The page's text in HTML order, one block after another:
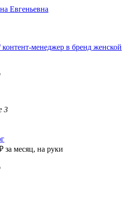
Евгеньевна
менеджер в бренд женской
3
за месяц, на руки